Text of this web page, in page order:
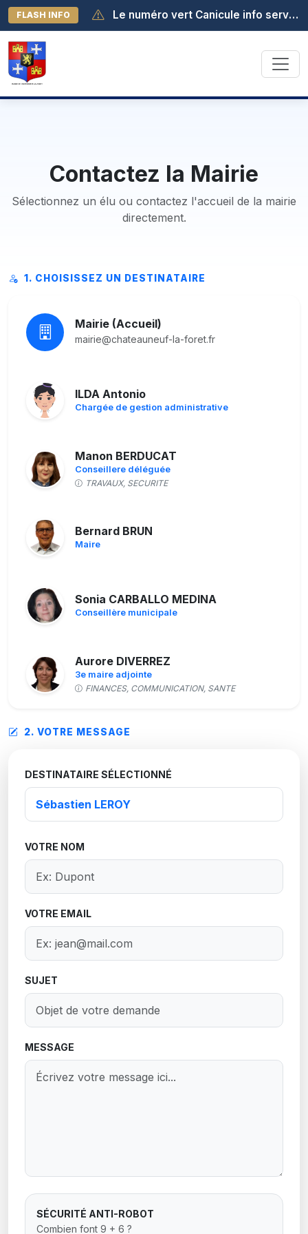
FLASH INFO Le numéro vert Canicule info service est activé au 0 800 06 66 66. Il est joignable de 8h à 19h (appel gratuit depuis la France métropolitaine).
Contactez la Mairie
Sélectionnez un élu ou contactez l'accueil de la mairie
directement.
1. CHOISISSEZ UN DESTINATAIRE
Mairie (Accueil)
mairie@chateauneuf-la-foret.fr
ILDA Antonio
Chargée de gestion administrative
Manon BERDUCAT
Conseillere déléguée
TRAVAUX, SECURITE
Bernard BRUN
Maire
Sonia CARBALLO MEDINA
Conseillère municipale
Aurore DIVERREZ
3e maire adjointe
FINANCES, COMMUNICATION, SANTE
Fabien DUCROT
Noémie FAUVEL
5e maire adjointe
Sébastien FOUQUET
Conseiller municipal
Nadine FRAISSEIX LEGER
Conseillère municipale
Antoine LEBLANC
4e maire adjoint
Sébastien LEROY
Medhi PIEDFORT
2. VOTRE MESSAGE
DESTINATAIRE SÉLECTIONNÉ
VOTRE NOM
VOTRE EMAIL
SUJET
MESSAGE
SÉCURITÉ ANTI-ROBOT
Combien font 9 + 6 ?